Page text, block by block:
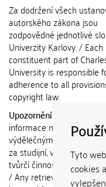
Tyto
cookies
Za dodržení všech
autorského zákona jsou
zodpovědné jednotlivé
Univerzity Karlovy. / Each
constituent part of
University is responsible
adherence to all
copyright law.
Upozornění / Notice:
informace nemohou být
výdělečným účelům
za studijní, vědeckou
tvůrčí činnost jiné osoby
/ Any retrieved